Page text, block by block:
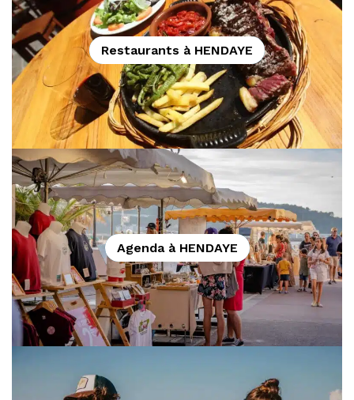
Restaurants à HENDAYE
Agenda à HENDAYE